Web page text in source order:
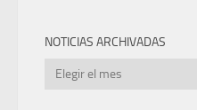
NOTICIAS ARCHIVADAS
Noticias